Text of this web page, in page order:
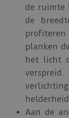
de ruimte
de
planken
het licht
Aan de